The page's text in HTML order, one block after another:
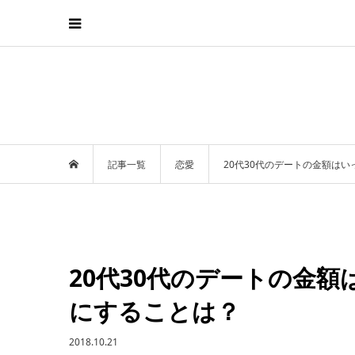
記事一覧 恋愛 20代30代のデートの金額はい
20代30代のデートの金額
にすることは？
2018.10.21